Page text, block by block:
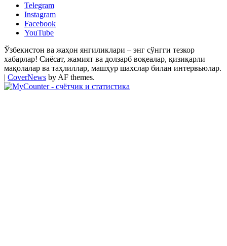
Telegram
Instagram
Facebook
YouTube
Ўзбекистон ва жаҳон янгиликлари – энг сўнгги тезкор
хабарлар! Сиёсат, жамият ва долзарб воқеалар, қизиқарли
мақолалар ва таҳлиллар, машҳур шахслар билан интервьюлар.
| CoverNews by AF themes.